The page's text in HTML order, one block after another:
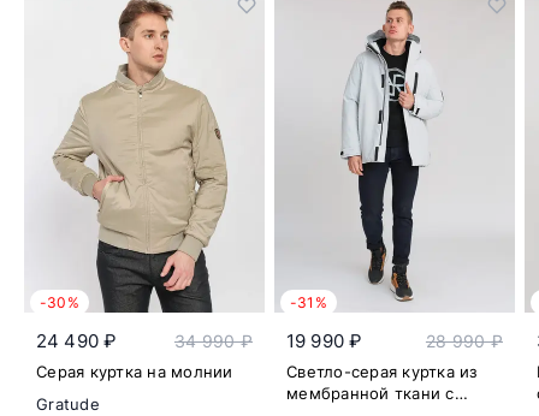
-30%
24 490 ₽ 34 990 ₽
Серая куртка на молнии
Gratude
-31%
19 990 ₽ 28 990 ₽
Светло-серая куртка из
мембранной ткани с